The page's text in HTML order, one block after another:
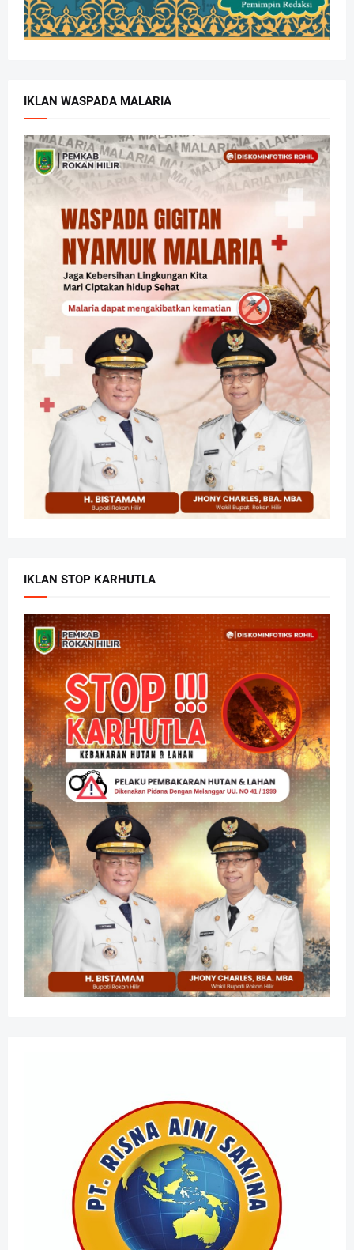
IKLAN WASPADA MALARIA
IKLAN STOP KARHUTLA